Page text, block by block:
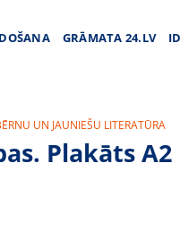
GRĀMATA 24.LV
UN JAUNIEŠU LITERATŪRA
Plakāts A2